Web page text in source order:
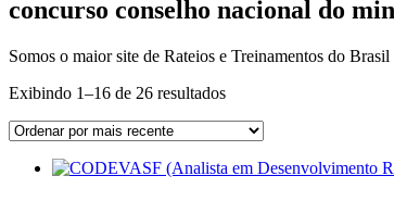
concurso conselho nacional do
Somos o maior site de Rateios e Treinamentos do Brasil
Exibindo 1–16 de 26 resultadosSorted
latest